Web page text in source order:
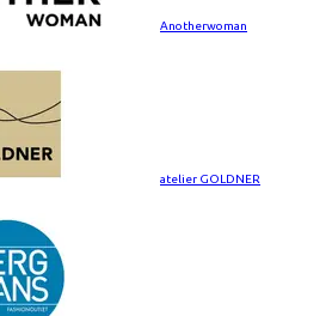
Anotherwoman
atelier GOLDNER